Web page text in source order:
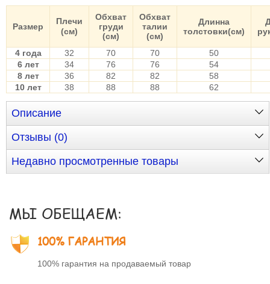
Размер
Плечи
(см)
Обхват
груди
(см)
Обхват
талии
(см)
Длинна
толстовки(см)
4 года 32 70 70
50
6 лет
34 76 76
54
8 лет
36 82 82
58
10 лет
38 88 88 62
Описание
Отзывы (0)
Недавно просмотренные товары
МЫ ОБЕЩАЕМ:
100% ГАРАНТИЯ
100% гарантия на продаваемый товар